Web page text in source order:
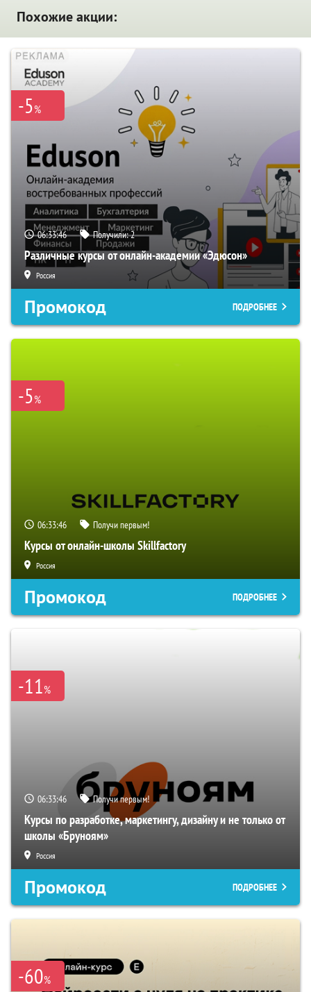
Похожие акции:
-5%
06:33:45 Получили:2
Различные курсы от онлайн-академии «Эдюсон»
Россия
Промокод ПОДРОБНЕЕ
-5%
06:33:45 Получи первым!
Курсы от онлайн-школы Skillfactory
Россия
Промокод ПОДРОБНЕЕ
-11%
06:33:45 Получи первым!
Курсы по разработке, маркетингу, дизайну и не только от
школы «Бруноям»
Россия
Промокод ПОДРОБНЕЕ
-60%